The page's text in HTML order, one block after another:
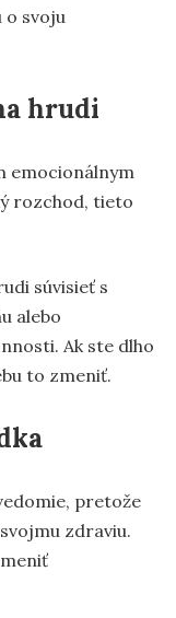
o svoju
hrudi
emocionálnym
rozchod, tieto
súvisieť s
alebo
Ak ste dlho
to zmeniť.
pretože
zdraviu.